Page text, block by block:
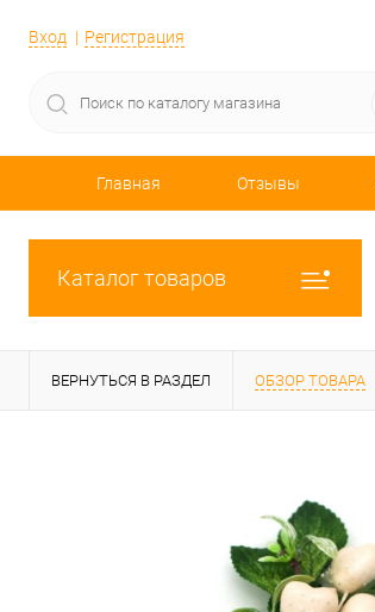
Вход Регистрация
Главная Отзывы
Каталог товаров
ВЕРНУТЬСЯ В РАЗДЕЛ ОБЗОР ТОВАРА